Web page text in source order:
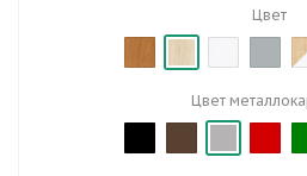
Цвет
Цвет